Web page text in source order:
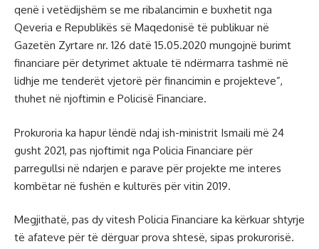
qenë i vetëdijshëm se me ribalancimin e buxhetit nga
Qeveria e Republikës së Maqedonisë të publikuar në
Gazetën Zyrtare nr. 126 datë 15.05.2020 mungojnë burimt
financiare për detyrimet aktuale të ndërmarra tashmë në
lidhje me tenderët vjetorë për financimin e projekteve”,
thuhet në njoftimin e Policisë Financiare.
Prokuroria ka hapur lëndë ndaj ish-ministrit Ismaili më 24
gusht 2021, pas njoftimit nga Policia Financiare për
parregullsi në ndarjen e parave për projekte me interes
kombëtar në fushën e kulturës për vitin 2019.
Megjithatë, pas dy vitesh Policia Financiare ka kërkuar shtyrje
të afateve për të dërguar prova shtesë, sipas prokurorisë.